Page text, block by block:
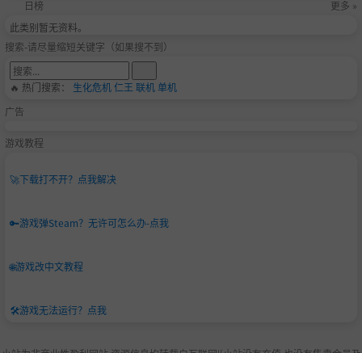
日榜
更多 »
此类别暂无资料。
搜索-请尽量缩短关键字（如果搜不到）
🔥 热门搜索： 生化危机仁王 联机单机
广告
游戏教程
🚀下载打不开？点我解决
🔑游戏弹Steam？无许可怎么办-点我
🌐游戏改中文教程
🛠️游戏无法运行？点我